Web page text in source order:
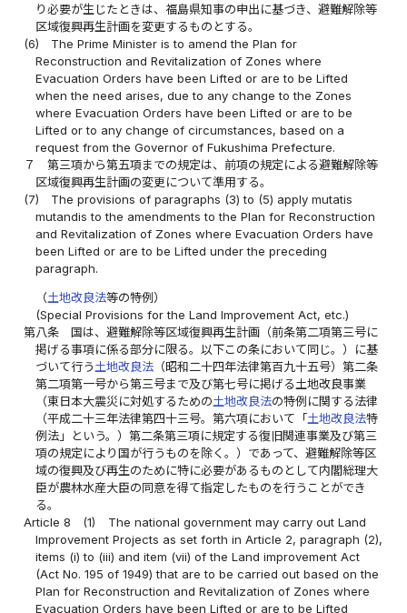
り必要が生じたときは、福島県知事の申出に基づき、避難解除等
区域復興再生計画を変更するものとする。
(6)
The Prime Minister is to amend the Plan for
Reconstruction and Revitalization of Zones where
Evacuation Orders have been Lifted or are to be Lifted
when the need arises, due to any change to the Zones
where Evacuation Orders have been Lifted or are to be
Lifted or to any change of circumstances, based on a
request from the Governor of Fukushima Prefecture.
７
第三項から第五項までの規定は、前項の規定による避難解除等
区域復興再生計画の変更について準用する。
(7)
The provisions of paragraphs (3) to (5) apply mutatis
mutandis to the amendments to the Plan for Reconstruction
and Revitalization of Zones where Evacuation Orders have
been Lifted or are to be Lifted under the preceding
paragraph.
（土地改良法等の特例）
(Special Provisions for the Land Improvement Act, etc.)
第八条
国は、避難解除等区域復興再生計画（前条第二項第三号に
掲げる事項に係る部分に限る。以下この条において同じ。）に基
づいて行う土地改良法 （昭和二十四年法律第百九十五号）第二条
第二項第一号から第三号まで及び第七号に掲げる土地改良事業
（東日本大震災に対処するための土地改良法の特例に関する法律
（平成二十三年法律第四十三号。第六項において「土地改良法特
例法」という。）第二条第三項に規定する復旧関連事業及び第三
項の規定により国が行うものを除く。）であって、避難解除等区
域の復興及び再生のために特に必要があるものとして内閣総理大
臣が農林水産大臣の同意を得て指定したものを行うことができ
る。
Article 8
(1)
The national government may carry out Land
Improvement Projects as set forth in Article 2, paragraph (2),
items (i) to (iii) and item (vii) of the Land improvement Act
(Act No. 195 of 1949) that are to be carried out based on the
Plan for Reconstruction and Revitalization of Zones where
Evacuation Orders have been Lifted or are to be Lifted